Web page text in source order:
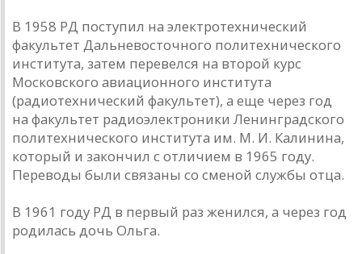
В 1958 РД поступил на электротехнический
факультет Дальневосточного политехнического
института, затем перевелся на второй курс
Московского авиационного института
(радиотехнический факультет), а еще через год
на факультет радиоэлектроники Ленинградского
политехнического института им. М. И. Калинина,
который и закончил с отличием в 1965 году.
Переводы были связаны со сменой службы отца.
В 1961 году РД в первый раз женился, а через год
родилась дочь Ольга.